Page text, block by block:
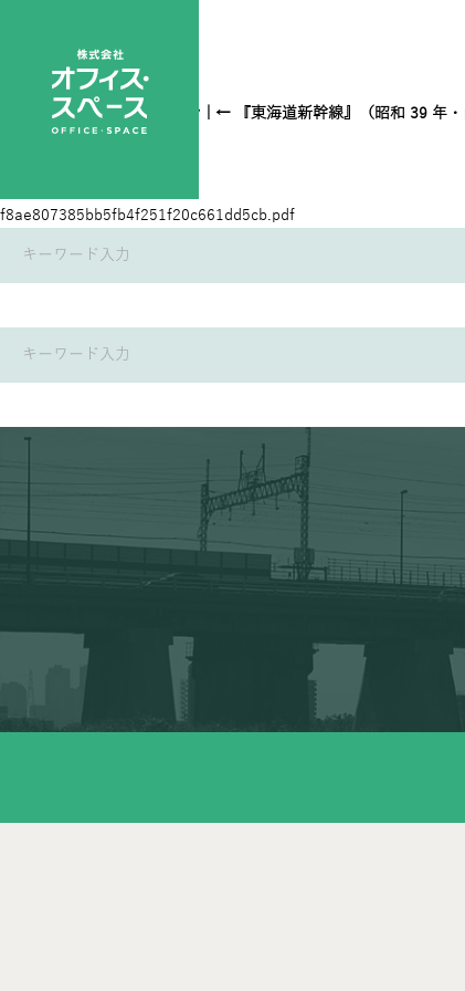
現状東海道新幹線復刻チラシ ← 『東海道新幹線』（昭和 39 年
f8ae807385bb5fb4f251f20c661dd5cb.pdf